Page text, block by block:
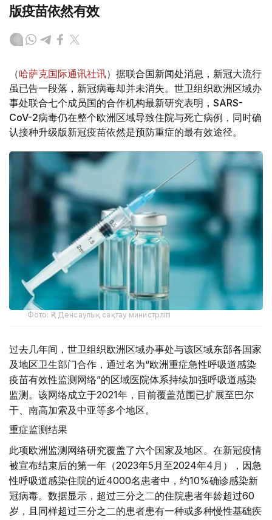
版疫苗依然有效
（哈萨克国际通讯社讯）据联合国新闻处消息，新冠大流行
虽已告一段落，新冠病毒却并未消失。世卫组织欧洲区域办
事处联合七个成员国的合作机构最新研究表明，SARS-
CoV-2病毒仍在整个欧洲区域导致住院与死亡病例，同时确
认接种升级版新冠疫苗依然是预防重症的最有效途径。
Фото: ҚР Денсаулық сақтау министрлігі
过去几年间，世卫组织欧洲区域办事处与该区域东部各国家
及地区卫生部门合作，通过名为“欧洲重症急性呼吸道感染
疫苗有效性监测网络”的区域医院体系持续加强呼吸道感染
监测。该网络成立于2021年，目前覆盖范围已扩展至巴尔
干、南高加索及中亚等多个地区。
重症监测结果
此项欧洲监测网络研究覆盖了六个国家及地区。在新冠疫情
被宣布结束后的第一年（2023年5月至2024年4月），因急
性呼吸道感染住院的近4000名患者中，约10%确诊感染新
冠病毒。数据显示，超过三分之二的住院患者年龄超过60
岁，且同样超过三分之二的患者患有一种或多种慢性基础疾